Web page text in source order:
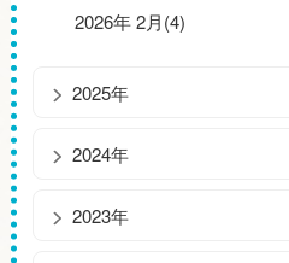
2026年 2月(4)
2025年
2024年
2023年